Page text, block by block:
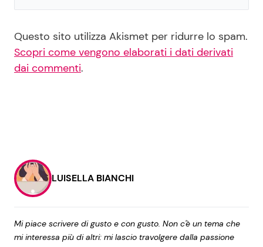
Questo sito utilizza Akismet per ridurre lo spam.
Scopri come vengono elaborati i dati derivati
dai commenti.
LUISELLA BIANCHI
Mi piace scrivere di gusto e con gusto. Non c'è un tema che
mi interessa più di altri: mi lascio travolgere dalla passione